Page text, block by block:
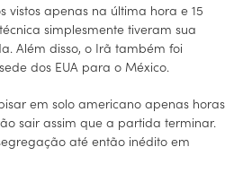
vistos apenas na última hora e 15
simplesmente tiveram sua
Além disso, o Irã também foi
dos EUA para o México.
em solo americano apenas horas
sair assim que a partida terminar.
até então inédito em